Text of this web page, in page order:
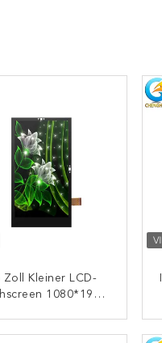
Zoll Kleiner LCD-
1080*1920
KONTAKT